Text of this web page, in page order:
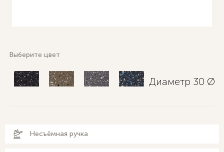
Выберите цвет
Диаметр 30 Ø
Несъёмная ручка